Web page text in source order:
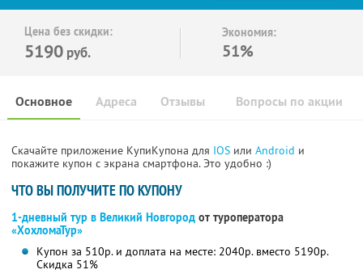
Цена без скидки:
5190 руб.
Экономия:
51%
Основное Отзывы Вопросы по акции
Адреса
Скачайте приложение КупиКупона для IOS или Android и
покажите купон с экрана смартфона. Это удобно :)
ЧТО ВЫ ПОЛУЧИТЕ ПО КУПОНУ
1-дневный тур в Великий Новгород от туроператора
«ХохломаТур»
Купон за 510р. и доплата на месте: 2040р. вместо 5190р.
Скидка 51%